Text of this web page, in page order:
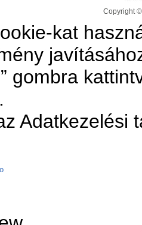
Copyright
kat
gombra
Adatkezelési